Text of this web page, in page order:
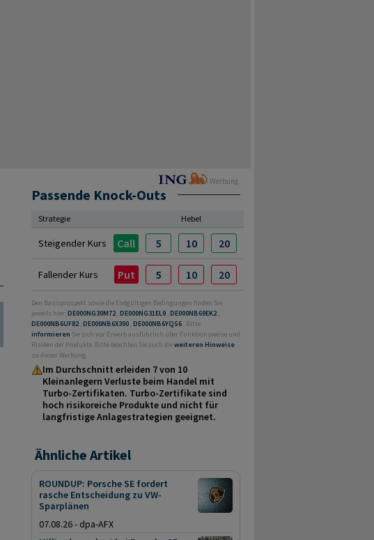
Werbung
Passende Knock-Outs
Strategie Hebel
Steigender Kurs Call 5 10 20
Fallender Kurs Put 5 10 20
Den Basisprospekt sowie die Endgültigen Bedingungen finden Sie
jeweils hier: DE000NG30M72,DE000NG31EL9 ,DE000NB69EK2,
DE000NB6UF82,DE000NB6X390 ,DE000NB6YQS6 . Bitte
informieren Sie sich vor Erwerb ausführlich über Funktionsweise und
Risiken der Produkte. Bitte beachten Sie auch dieweiteren Hinweise
zu dieser Werbung.
Im Durchschnitt erleiden 7 von 10
Kleinanlegern Verluste beim Handel mit
Turbo-Zertifikaten. Turbo-Zertifikate sind
hoch risikoreiche Produkte und nicht für
langfristige Anlage­strategien geeignet.
Ähnliche Artikel
ROUNDUP: Porsche SE fordert
rasche Entscheidung zu VW-
Sparplänen
07.08.26 - dpa-AFX